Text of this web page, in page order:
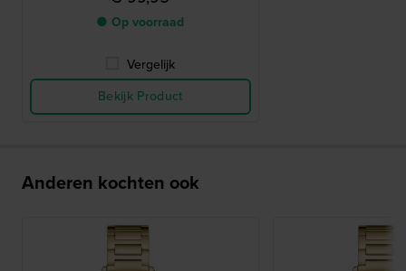
● Op voorraad
Vergelijk
Bekijk Product
Anderen kochten ook